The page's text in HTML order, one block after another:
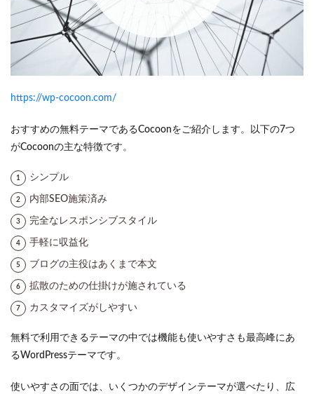
https://wp-cocoon.com/
おすすめの無料テーマであるCocoonをご紹介します。以下の7つ
がCocoonの主な特徴です。
シンプル
内部SEO施策済み
完全なレスポンシブスタイル
手軽に収益化
ブログの主役はあくまで本文
拡散のための仕掛けが施されている
カスタマイズがしやすい
無料で利用できるテーマの中では機能も使いやすさも最高峰にあ
るWordPressテーマです。
使いやすさの面では、いくつかのデザインテーマが選べたり、広